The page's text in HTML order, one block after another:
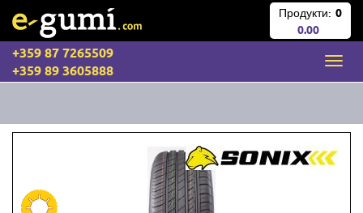
Продукти: 0
0.00
+359 87 7265509
+359 89 3605888